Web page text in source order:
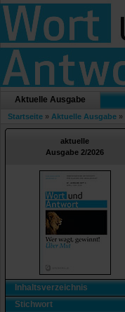
Aktuelle Ausgabe
Startseite » Aktuelle Ausgabe »
aktuelle
Ausgabe 2/2026
Inhaltsverzeichnis
Stichwort